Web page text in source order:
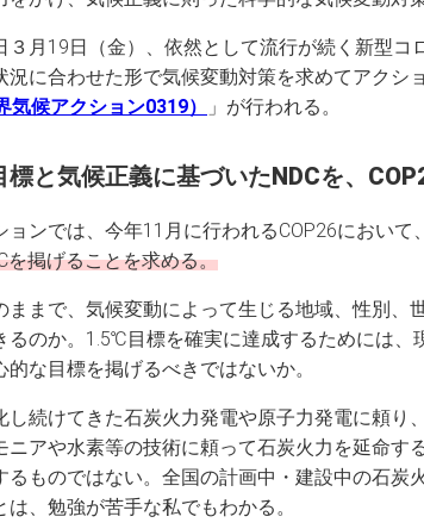
３月19日（金）、依然として流行が続く新型コ
況に合わせた形で気候変動対策を求めてアクシ
候アクション0319）
」が行われる。
と気候正義に基づいたNDCを、
ョンでは、今年11月に行われるCOP26において、
を掲げることを求める。
ままで、気候変動によって生じる地域、性別、
るのか。1.5℃目標を確実に達成するためには、
的な目標を掲げるべきではないか。
し続けてきた石炭火力発電や原子力発電に頼り
ニアや水素等の技術に頼って石炭火力を延命す
るものではない。全国の計画中・建設中の石炭
は、勉強が苦手な私でもわかる。